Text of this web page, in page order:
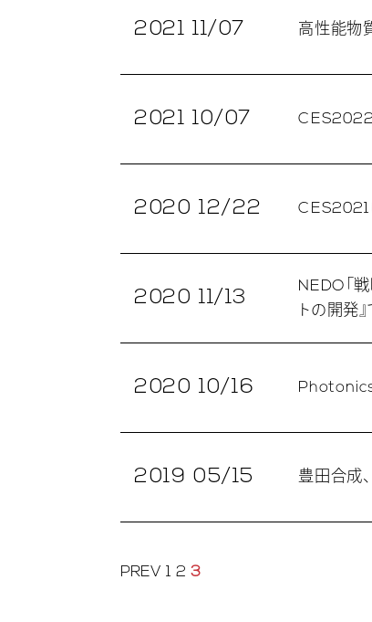
2021 11/07 高性能物
2021 10/07 CES2022
2020 12/22 CES2021
2020 11/13
NEDO「
トの開発
2020 10/16
2019 05/15 豊田合成
PREV 1 2 3